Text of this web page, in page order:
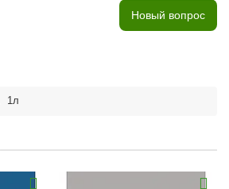
Новый вопрос
1л